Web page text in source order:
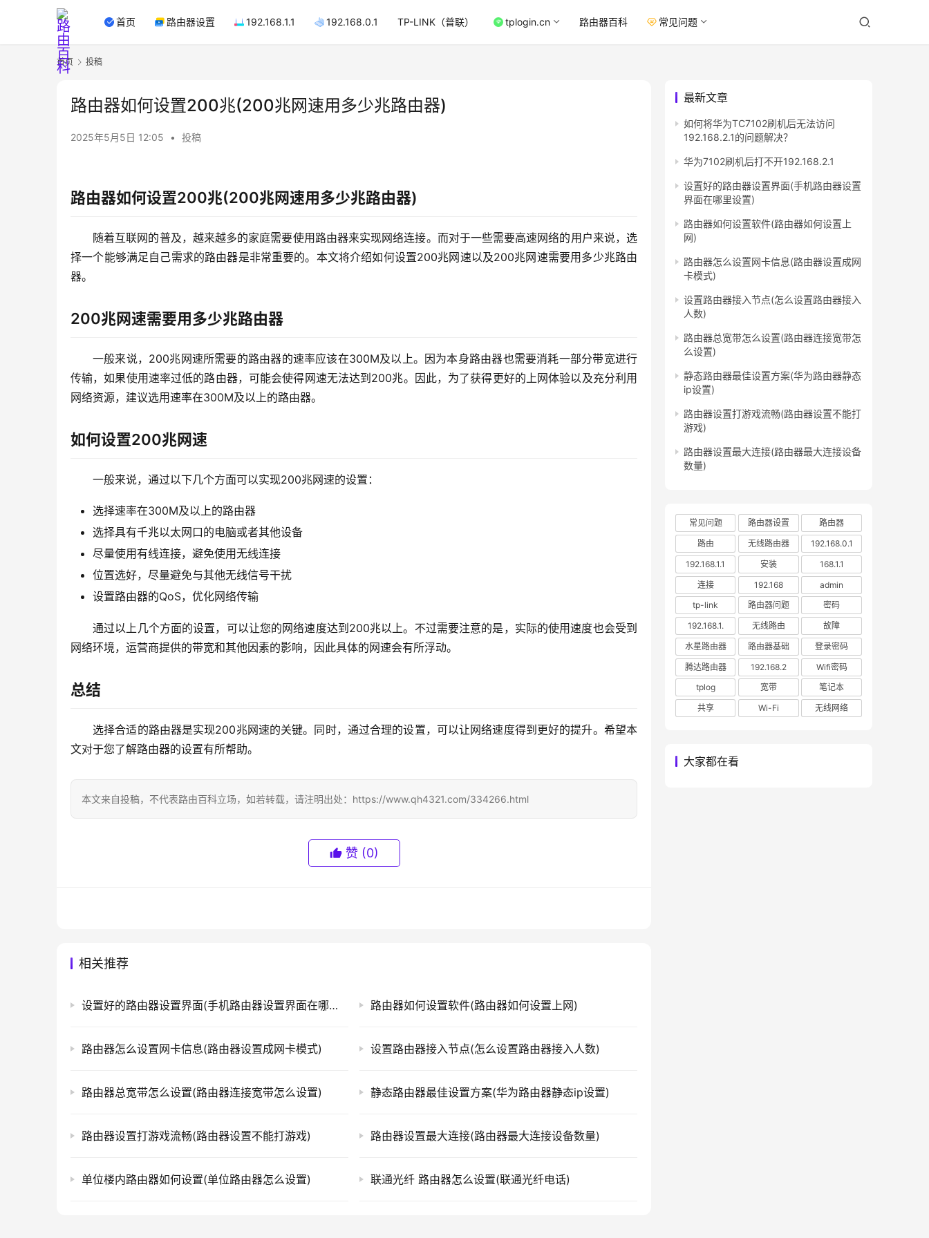
首页 路由器设置 192.168.1.1 192.168.0.1 TP-LINK（普联） tplogin.cn 路由器百科 常见问题
首页 投稿
路由器如何设置200兆(200兆网速用多少兆路由器)
2025年5月5日 12:05 • 投稿
路由器如何设置200兆(200兆网速用多少兆路由器)
随着互联网的普及，越来越多的家庭需要使用路由器来实现网络连接。而对于一些需要高速网络的用户来说，选
择一个能够满足自己需求的路由器是非常重要的。本文将介绍如何设置200兆网速以及200兆网速需要用多少兆路由
器。
200兆网速需要用多少兆路由器
一般来说，200兆网速所需要的路由器的速率应该在300M及以上。因为本身路由器也需要消耗一部分带宽进行
传输，如果使用速率过低的路由器，可能会使得网速无法达到200兆。因此，为了获得更好的上网体验以及充分利用
网络资源，建议选用速率在300M及以上的路由器。
如何设置200兆网速
一般来说，通过以下几个方面可以实现200兆网速的设置：
选择速率在300M及以上的路由器
选择具有千兆以太网口的电脑或者其他设备
尽量使用有线连接，避免使用无线连接
位置选好，尽量避免与其他无线信号干扰
设置路由器的QoS，优化网络传输
通过以上几个方面的设置，可以让您的网络速度达到200兆以上。不过需要注意的是，实际的使用速度也会受到
网络环境，运营商提供的带宽和其他因素的影响，因此具体的网速会有所浮动。
总结
选择合适的路由器是实现200兆网速的关键。同时，通过合理的设置，可以让网络速度得到更好的提升。希望本
文对于您了解路由器的设置有所帮助。
本文来自投稿，不代表路由百科立场，如若转载，请注明出处：https://www.qh4321.com/334266.html
赞 (0)
相关推荐
设置好的路由器设置界面(手机路由器设置界面在哪里设置) 路由器如何设置软件(路由器如何设置上网)
路由器怎么设置网卡信息(路由器设置成网卡模式) 设置路由器接入节点(怎么设置路由器接入人数)
路由器总宽带怎么设置(路由器连接宽带怎么设置) 静态路由器最佳设置方案(华为路由器静态ip设置)
路由器设置打游戏流畅(路由器设置不能打游戏) 路由器设置最大连接(路由器最大连接设备数量)
单位楼内路由器如何设置(单位路由器怎么设置) 联通光纤 路由器怎么设置(联通光纤电话)
最新文章
如何将华为TC7102刷机后无法访问
192.168.2.1的问题解决？
华为7102刷机后打不开192.168.2.1
设置好的路由器设置界面(手机路由器设置
界面在哪里设置)
路由器如何设置软件(路由器如何设置上
网)
路由器怎么设置网卡信息(路由器设置成网
卡模式)
设置路由器接入节点(怎么设置路由器接入
人数)
路由器总宽带怎么设置(路由器连接宽带怎
么设置)
静态路由器最佳设置方案(华为路由器静态
ip设置)
路由器设置打游戏流畅(路由器设置不能打
游戏)
路由器设置最大连接(路由器最大连接设备
数量)
常见问题 路由器设置
路由器
路由
无线路由器
192.168.0.1
192.168.1.1
安装
168.1.1
连接
192.168
admin
tp-link
路由器问题
密码
192.168.1.
无线路由
故障
水星路由器
路由器基础
登录密码
腾达路由器
192.168.2
Wifi密码
tplog
宽带
笔记本
共享
Wi-Fi 无线网络
大家都在看